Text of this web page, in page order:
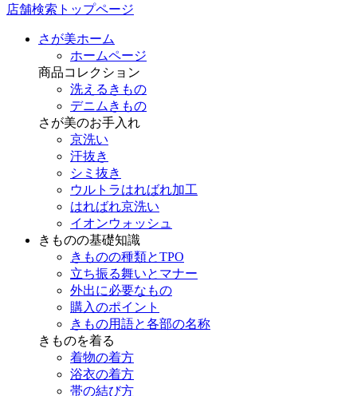
店舗検索トップページ
さが美ホーム
ホームページ
商品コレクション
洗えるきもの
デニムきもの
さが美のお手入れ
京洗い
汗抜き
シミ抜き
ウルトラはればれ加工
はればれ京洗い
イオンウォッシュ
きものの基礎知識
きものの種類とTPO
立ち振る舞いとマナー
外出に必要なもの
購入のポイント
きもの用語と各部の名称
きものを着る
着物の着方
浴衣の着方
帯の結び方